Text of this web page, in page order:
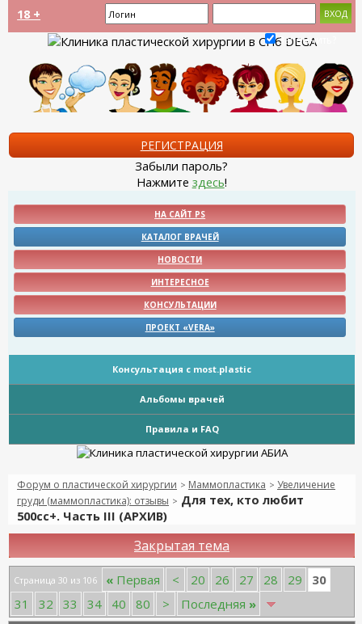
18 +
Запомнить?
РЕГИСТРАЦИЯ
Забыли пароль?
Нажмите здесь!
НА САЙТ PS
КАТАЛОГ ВРАЧЕЙ
НОВОСТИ
ИНТЕРЕСНОЕ
КОНСУЛЬТАЦИИ
ПРОЕКТ «VERA»
Консультация с most.plastic
Альбомы врачей
Правила и FAQ
Форум о пластической хирургии > Маммопластика > Увеличение
груди (маммопластика): отзывы > Для тех, кто любит
500сс+. Часть III (АРХИВ)
Закрытая тема
Страница 30 из 106 « Первая < 20 26 27 28 29
30
31
32 33 34 40 80 > Последняя »